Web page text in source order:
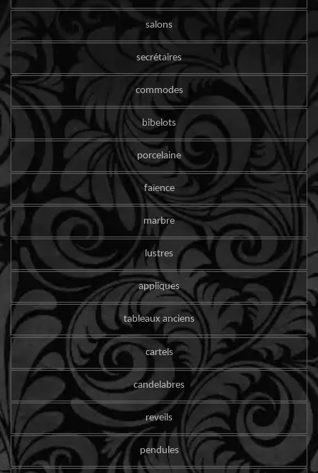
salons
secrétaires
commodes
bibelots
porcelaine
faïence
marbre
lustres
appliques
tableaux anciens
cartels
candelabres
reveils
pendules